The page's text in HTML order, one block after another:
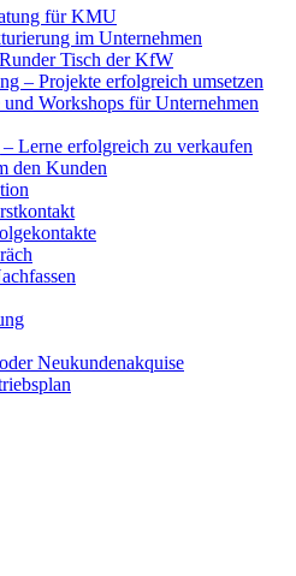
für KMU
im Unternehmen
Tisch der KfW
– Projekte erfolgreich umsetzen
Workshops für Unternehmen
Lerne erfolgreich zu verkaufen
den Kunden
Neukundenakquise